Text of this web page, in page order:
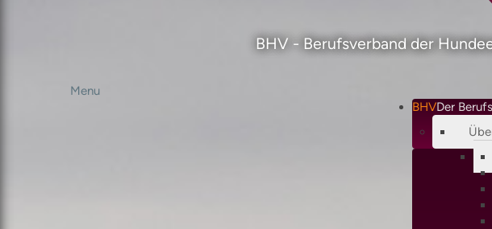
BHV - Berufsverband der
Menu
BHVDer